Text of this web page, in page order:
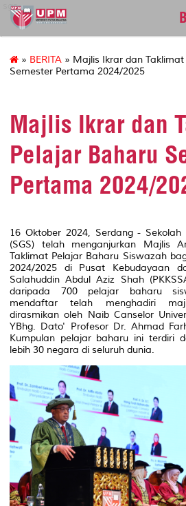
sgs
» BERITA » Majlis Ikrar dan
Semester Pertama 2024/2025
Majlis Ikrar dan
Pelajar Baharu
Pertama 2024/
16 Oktober 2024, Serdang - Sekolah
(SGS) telah menganjurkan Majlis
Taklimat Pelajar Baharu Siswazah
2024/2025 di Pusat Kebudayaan
Salahuddin Abdul Aziz Shah
daripada 700 pelajar baharu
mendaftar telah menghadiri
dirasmikan oleh Naib Canselor
YBhg. Dato' Profesor Dr. Ahmad
Kumpulan pelajar baharu ini terdiri
lebih 30 negara di seluruh dunia.